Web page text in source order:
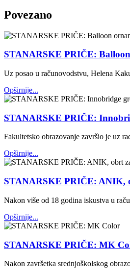
Povezano
STANARSKE PRIČE:
Uz posao u računovodstvu, Helena
Opširnije...
STANARSKE PRIČE:
Fakultetsko obrazovanje završio je uz
Opširnije...
STANARSKE PRIČE: ANIK,
Nakon više od 18 godina iskustva u
Opširnije...
STANARSKE PRIČE: MK
Nakon završetka srednjoškolskog